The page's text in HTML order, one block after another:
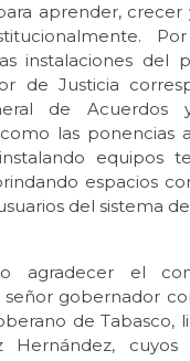
aprender, crecer
instalaciones del
de Justicia
de
las ponencias
equipos
espacios
del sistema
agradecer el
gobernador
de Tabasco,
Hernández, cuyos